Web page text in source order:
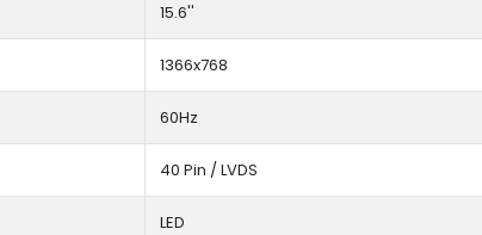
15.6''
1366x768
60Hz
40 Pin / LVDS
LED